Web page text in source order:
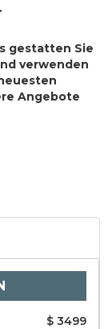
gestatten Sie
verwenden
Angebote
$ 3499